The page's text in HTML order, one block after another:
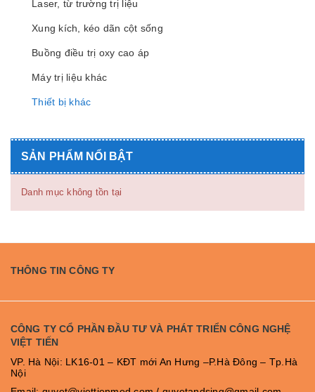
Laser, từ trường trị liệu
Xung kích, kéo dãn cột sống
Buồng điều trị oxy cao áp
Máy trị liệu khác
Thiết bị khác
SẢN PHẨM NỔI BẬT
Danh mục không tồn tại
THÔNG TIN CÔNG TY
CÔNG TY CỔ PHẦN ĐẦU TƯ VÀ PHÁT TRIỂN CÔNG NGHỆ
VIỆT TIẾN
VP. Hà Nội: LK16-01 – KĐT mới An Hưng –P.Hà Đông – Tp.Hà
Nội